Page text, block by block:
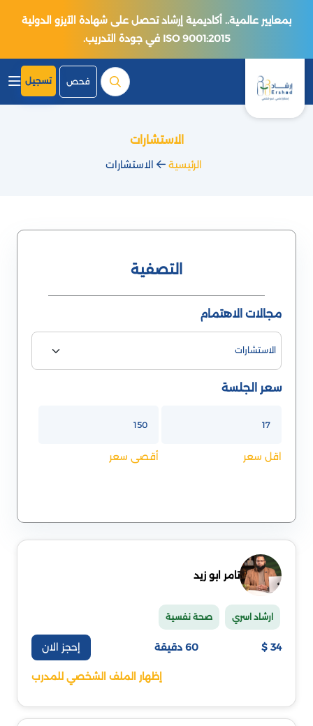
بمعايير عالمية.. أكاديمية إرشاد تحصل على شهادة الآيزو الدولية
ISO 9001:2015 في جودة التدريب.
فحص تسجيل
الاستشارات
الرئيسية الاستشارات
التصفية
مجالات الاهتمام
سعر الجلسة
اقل سعر أقصى سعر
تامر ابو زيد
ارشاد اسري صحة نفسية
34 $ 60 دقيقة إحجز الان
إظهار الملف الشخصي للمدرب